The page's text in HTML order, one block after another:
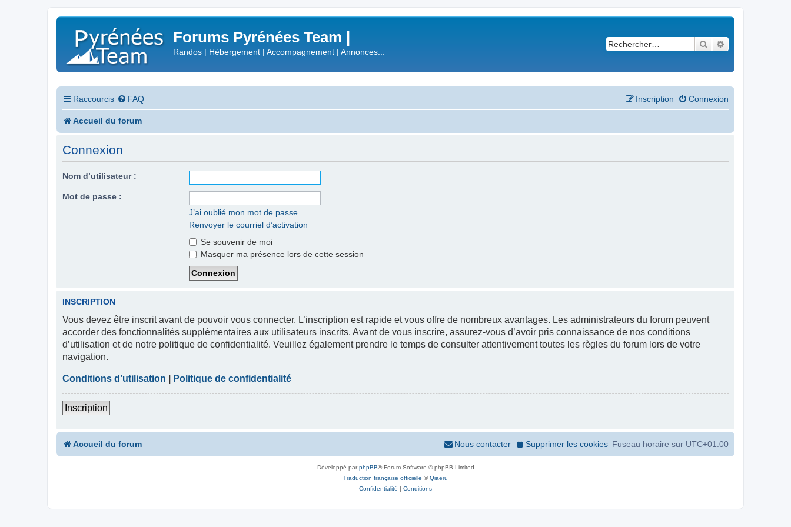
Forums Pyrénées Team |
Randos | Hébergement | Accompagnement | Annonces...
Rechercher
Raccourcis FAQ Connexion
Inscription
Accueil du forum
Connexion
Nom d’utilisateur :
Mot de passe :
J’ai oublié mon mot de passe
Renvoyer le courriel d’activation
Se souvenir de moi
Masquer ma présence lors de cette session
INSCRIPTION
Vous devez être inscrit avant de pouvoir vous connecter. L’inscription est rapide et vous offre de nombreux avantages. Les administrateurs du forum peuvent
accorder des fonctionnalités supplémentaires aux utilisateurs inscrits. Avant de vous inscrire, assurez-vous d’avoir pris connaissance de nos conditions
d’utilisation et de notre politique de confidentialité. Veuillez également prendre le temps de consulter attentivement toutes les règles du forum lors de votre
navigation.
Conditions d’utilisation Politique de confidentialité
Inscription
Accueil du forum Fuseau horaire sur UTC+01:00
Supprimer les cookies
Nous contacter
Développé parphpBB® Forum Software © phpBB Limited
Traduction française officielle ©Qiaeru
Confidentialité | Conditions